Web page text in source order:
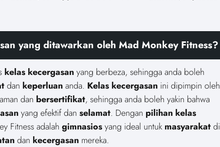
yang ditawarkan oleh Mad Monkey Fitness?
kelas kecergasanyang berbeza, sehingga anda boleh
dan keperluananda. Kelas kecergasan ini dipimpin oleh
dan bersertifikat, sehingga anda boleh yakin bahwa
yang efektif dan selamat. Dengan pilihan kelas
Fitness adalah gimnasiosyang ideal untuk masyarakatdi
dan kecergasan mereka.